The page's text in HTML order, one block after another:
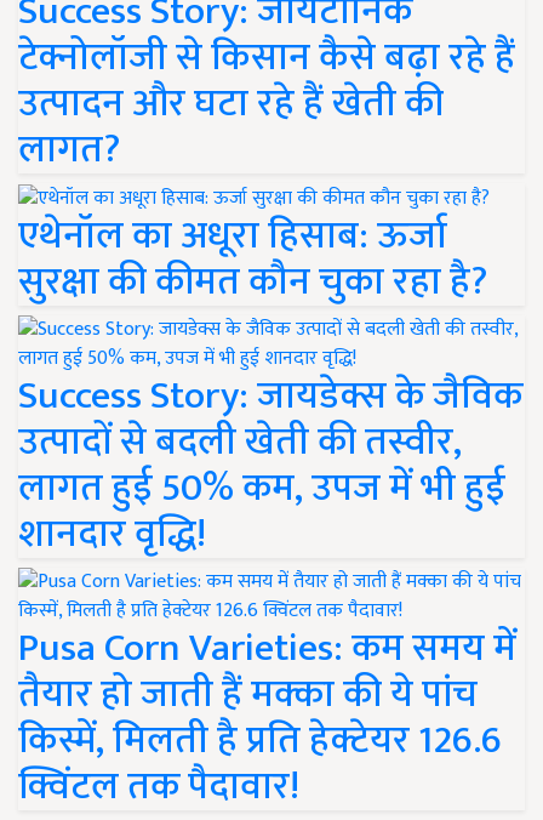
टेक्नोलॉजी से किसान कैसे बढ़ा रहे हैं
उत्पादन और घटा रहे हैं खेती की
लागत?
एथेनॉल का अधूरा हिसाब: ऊर्जा
सुरक्षा की कीमत कौन चुका रहा है?
Success Story: जायडेक्स के जैविक
उत्पादों से बदली खेती की तस्वीर,
लागत हुई 50% कम, उपज में भी हुई
शानदार वृद्धि!
Pusa Corn Varieties: कम समय में
तैयार हो जाती हैं मक्का की ये पांच
किस्में, मिलती है प्रति हेक्टेयर 126.6
क्विंटल तक पैदावार!